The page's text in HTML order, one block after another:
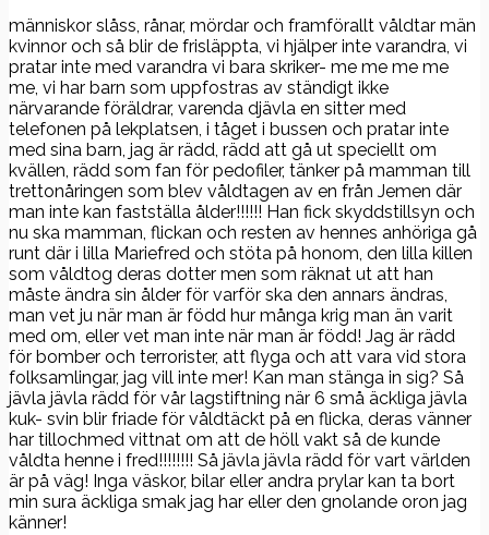
människor slåss, rånar, mördar och framförallt våldtar män
kvinnor och så blir de frisläppta, vi hjälper inte varandra, vi
pratar inte med varandra vi bara skriker- me me me me
me, vi har barn som uppfostras av ständigt ikke
närvarande föräldrar, varenda djävla en sitter med
telefonen på lekplatsen, i tåget i bussen och pratar inte
med sina barn, jag är rädd, rädd att gå ut speciellt om
kvällen, rädd som fan för pedofiler, tänker på mamman till
trettonåringen som blev våldtagen av en från Jemen där
man inte kan fastställa ålder!!!!!! Han fick skyddstillsyn och
nu ska mamman, flickan och resten av hennes anhöriga gå
runt där i lilla Mariefred och stöta på honom, den lilla killen
som våldtog deras dotter men som räknat ut att han
måste ändra sin ålder för varför ska den annars ändras,
man vet ju när man är född hur många krig man än varit
med om, eller vet man inte när man är född! Jag är rädd
för bomber och terrorister, att flyga och att vara vid stora
folksamlingar, jag vill inte mer! Kan man stänga in sig? Så
jävla jävla rädd för vår lagstiftning när 6 små äckliga jävla
kuk- svin blir friade för våldtäckt på en flicka, deras vänner
har tillochmed vittnat om att de höll vakt så de kunde
våldta henne i fred!!!!!!!! Så jävla jävla rädd för vart världen
är på väg! Inga väskor, bilar eller andra prylar kan ta bort
min sura äckliga smak jag har eller den gnolande oron jag
känner!